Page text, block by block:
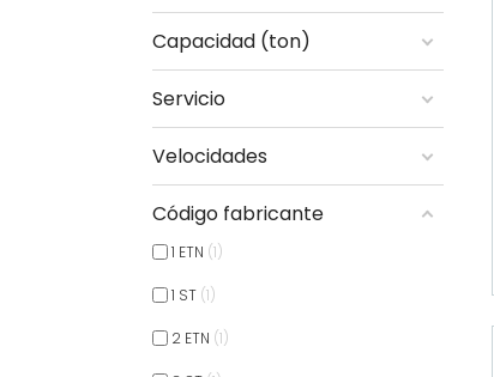
Capacidad (ton)
Servicio
Velocidades
Código fabricante
1 ETN 1
1 ST 1
2 ETN 1